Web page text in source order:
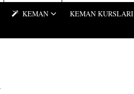
KEMAN KEMAN KURSLARI